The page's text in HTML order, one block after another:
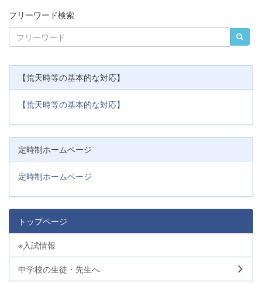
フリーワード検索
【荒天時等の基本的な対応】
【荒天時等の基本的な対応】
定時制ホームページ
定時制ホームページ
トップページ
※入試情報
中学校の生徒・先生へ